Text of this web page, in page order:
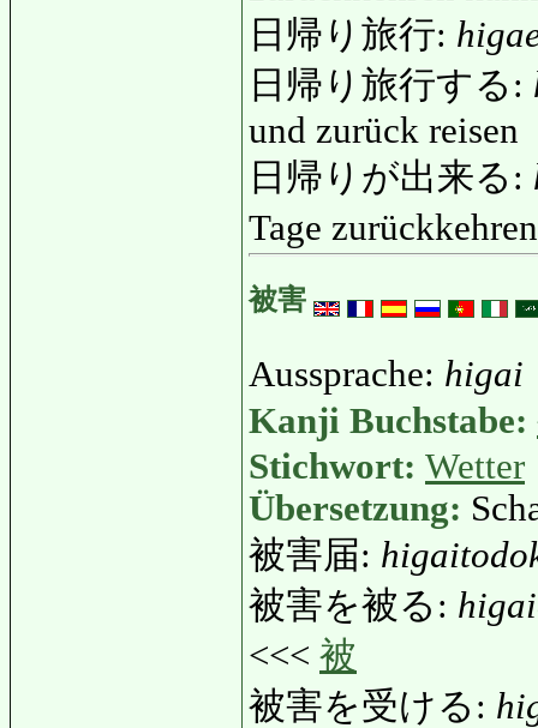
日帰り旅行:
日帰り旅行する:
und zurück reisen
日帰りが出来る:
Tage
被害
Aussprache: higai
Kanji Buchstabe:
Stichwort: Wetter
Übersetzung:
被害届:
被害を被る:
<<< 被
被害を受ける: